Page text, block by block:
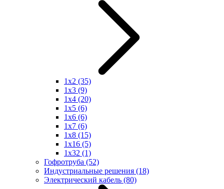
1x2 (35)
1x3 (9)
1x4 (20)
1x5 (6)
1x6 (6)
1x7 (6)
1x8 (15)
1x16 (5)
1x32 (1)
Гофротруба (52)
Индустриальные решения (18)
Электрический кабель (80)